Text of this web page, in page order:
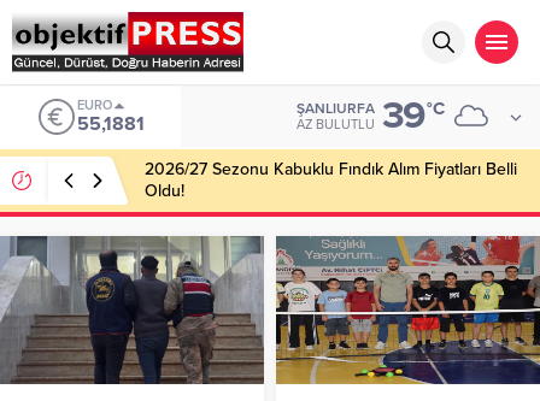
EURO
55,1881
ŞANLIURFA
AZ BULUTLU 39°C
2026/27 Sezonu Kabuklu Fındık Alım Fiyatları Belli
Oldu!